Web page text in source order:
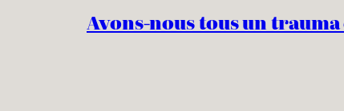
Avons-nous tous un trauma